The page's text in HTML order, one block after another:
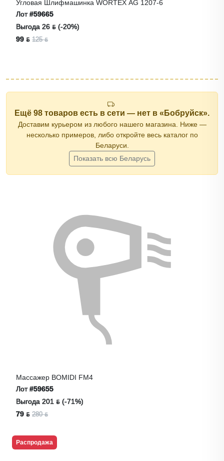
Угловая Шлифмашинка WORTEX AG 1207-6
Лот#59665
Выгода 26 ƃ (-20%)
99 ƃ 125 ƃ
Ещё 98 товаров есть в сети — нет в «Бобруйск».
Доставим курьером из любого нашего магазина. Ниже —
несколько примеров, либо откройте весь каталог по
Беларуси.
Показать всю Беларусь
Массажер BOMIDI FM4
Лот#59655
Выгода 201 ƃ (-71%)
79 ƃ 280 ƃ
Распродажа